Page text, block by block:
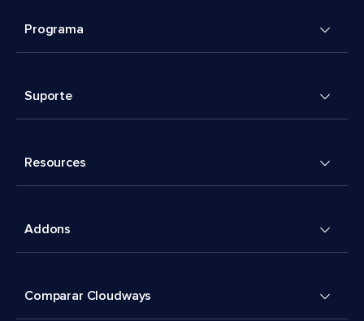
Programa
Suporte
Resources
Addons
Comparar Cloudways